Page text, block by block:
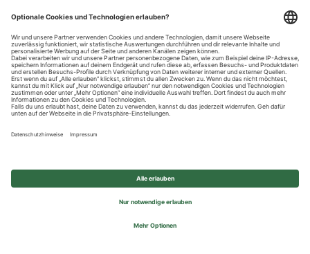
Datenschutzhinweise
Impressum
Privatsphäre-Einstellungen
© 2026 REWE Group - All rights reserved